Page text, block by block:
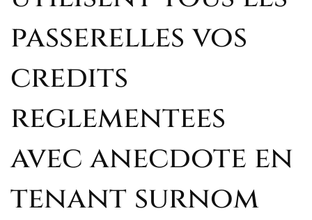
passerelles vos
credits
reglementees
avec anecdote en
tenant surnom